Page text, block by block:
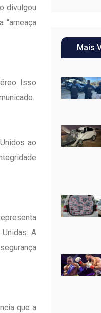
divulgou
“ameaça
Isso
ao
A
que a
Mais